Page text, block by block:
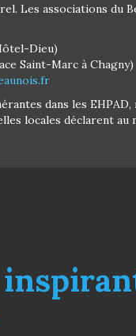
Les associations du
Dieu)
Saint-Marc à Chagny)
dans les
locales déclarent